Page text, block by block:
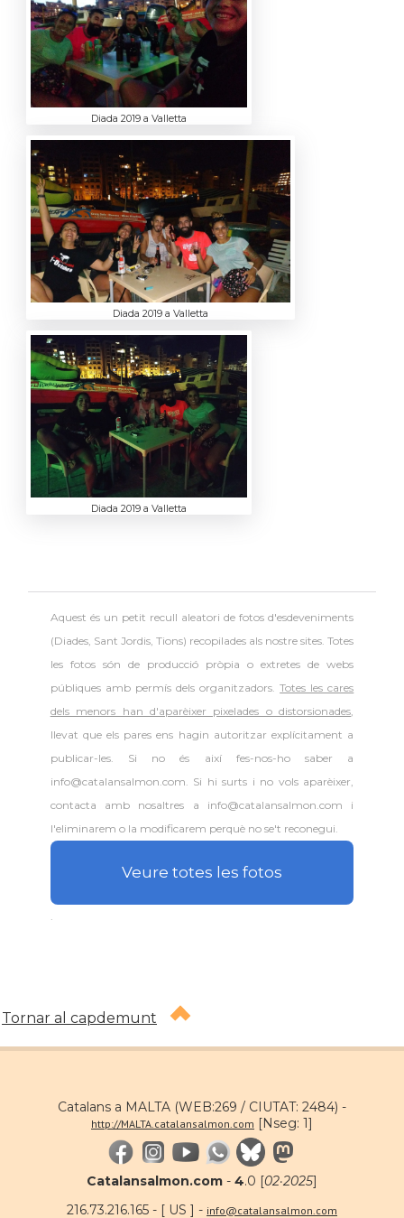
Diada 2019 a Valletta
Diada 2019 a Valletta
Diada 2019 a Valletta
Aquest és un petit recull aleatori defotos d'esdeveniments
(Diades, Sant Jordis, Tions) recopilades als nostre sites. Totes
les fotos són de producció pròpia o extretes de webs
públiques amb permís dels organitzadors.Totes les cares
dels menors han d'aparèixer pixelades o distorsionades,
llevat que els pares ens hagin autoritzar explícitament a
publicar-les. Si no és així fes-nos-ho saber a
info@catalansalmon.com. Si hi surts i no vols aparèixer,
contacta amb nosaltres a info@catalansalmon.com i
l'eliminarem o la modificarem perquè no se't reconegui.
Veure totes les fotos
Tornar al capdemunt
Catalans a MALTA (WEB:269 / CIUTAT: 2484) -
http://MALTA.catalansalmon.com [Nseg: 1]
Catalansalmon.com - 4.0 [02·2025]
216.73.216.165 - [ US ] - info@catalansalmon.com